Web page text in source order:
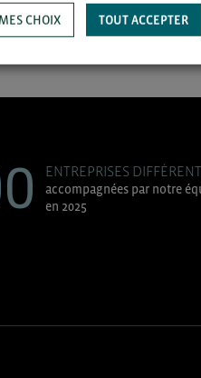
75 76 78 … 81
ENTREPRISES
accompagnées par notre
en 2025
CHOIX TOUT ACCEPTER